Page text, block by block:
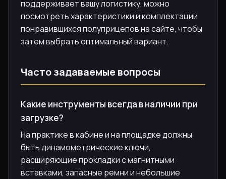
поддерживает вашу логистику, можно
посмотреть характеристики и комплектации
понравившихся полуприцепов на сайте, чтобы
затем выбрать оптимальный вариант.
Часто задаваемые вопросы
Какие инструменты всегда в наличии при
загрузке?
На практике в кабине и на площадке должны
быть динамометрические ключи,
расширяющие прокладки с магнитными
вставками, запасные ремни и небольшие